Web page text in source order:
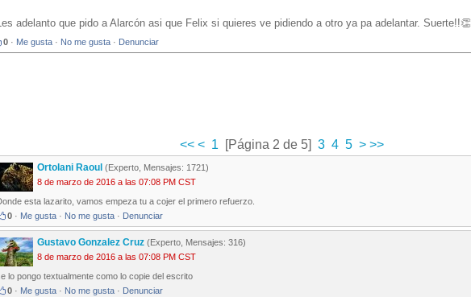
adelanto que pido a Alarcón asi que Felix si quieres ve pidiendo a otro ya pa adelantar. Suerte!!👏
0 · Me gusta · No me gusta · Denunciar
<< < 1 [Página 2 de 5] 3 4 5 >>>
Ortolani Raoul (Experto, Mensajes: 1721)
8 de marzo de 2016 a las 07:08 PM CST
esta lazarito, vamos empeza tu a cojer el primero refuerzo.
0 · Me gusta · No me gusta · Denunciar
Gustavo Gonzalez Cruz (Experto, Mensajes: 316)
8 de marzo de 2016 a las 07:08 PM CST
lo pongo textualmente como lo copie del escrito
0 · Me gusta · No me gusta · Denunciar